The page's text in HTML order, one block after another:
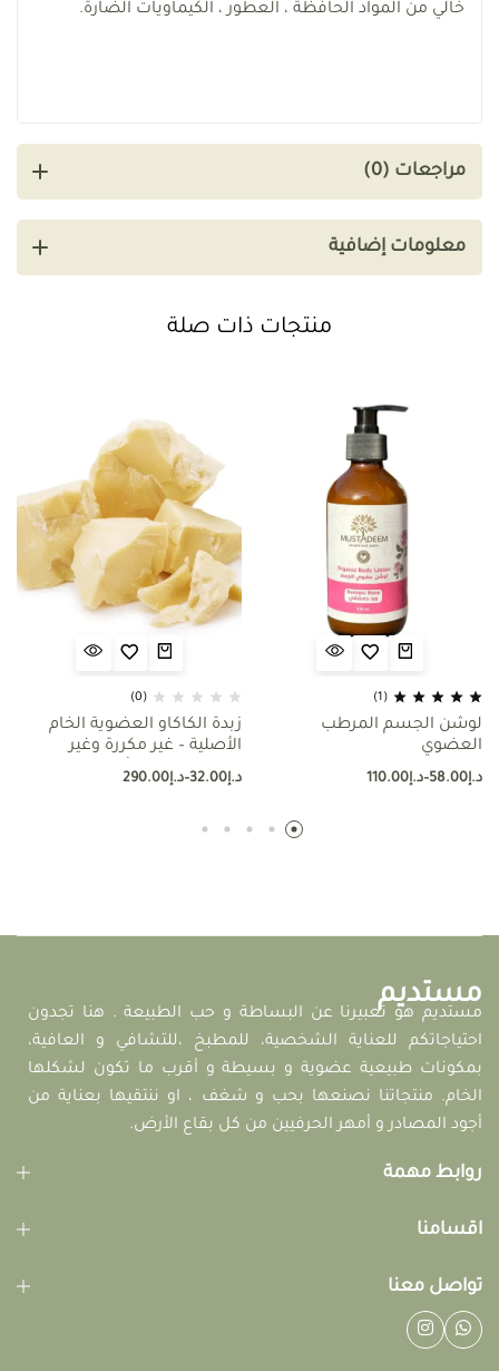
خالي من المواد الحافظة ، العطور ، الكيماويات الضارة.
مراجعات (0)
معلومات إضافية
منتجات ذات صلة
(1)
لوشن الجسم المرطب
العضوي
د.إ58.00
–د.إ110.00
(0)
زبدة الكاكاو العضوية الخام
الأصلية – غير مكررة وغير
Grade)
د.إ32.00
–د.إ290.00
مستديم
مستديم هو تعبيرنا عن البساطة و حب الطبيعة . هنا تجدون
احتياجاتكم للعناية الشخصية، للمطبخ ،للتشافي و العافية،
بمكونات طبيعية عضوية و بسيطة و أقرب ما تكون لشكلها
الخام. منتجاتنا نصنعها بحب و شغف ، او ننتقيها بعناية من
أجود المصادر و أمهر الحرفيين من كل بقاع الأرض.
روابط مهمة
اقسامنا
تواصل معنا